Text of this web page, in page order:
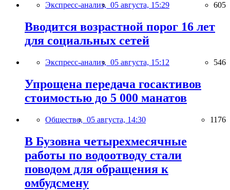
Экспресс-анализ, 05 августа, 15:29 605
Вводится возрастной порог 16 лет
для социальных сетей
Экспресс-анализ, 05 августа, 15:12 546
Упрощена передача госактивов
стоимостью до 5 000 манатов
Общество, 05 августа, 14:30 1176
В Бузовна четырехмесячные
работы по водоотводу стали
поводом для обращения к
омбудсмену